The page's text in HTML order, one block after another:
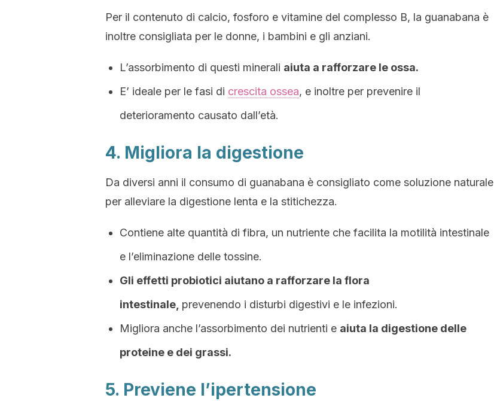
Per il contenuto di calcio, fosforo e vitamine del complesso B, la guanabana è
inoltre consigliata per le donne, i bambini e gli anziani.
L’assorbimento di questi minerali aiuta a rafforzare le ossa.
E’ ideale per le fasi di crescita ossea, e inoltre per prevenire il
deterioramento causato dall’età.
4. Migliora la digestione
Da diversi anni il consumo di guanabana è consigliato come soluzione naturale
per alleviare la digestione lenta e la stitichezza.
Contiene alte quantità di fibra, un nutriente che facilita la motilità intestinale
e l’eliminazione delle tossine.
Gli effetti probiotici aiutano a rafforzare la flora
intestinale, prevenendo i disturbi digestivi e le infezioni.
Migliora anche l’assorbimento dei nutrienti e aiuta la digestione delle
proteine e dei grassi.
5. Previene l’ipertensione